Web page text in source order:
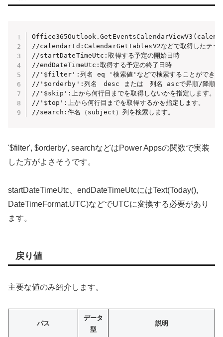
//calendarId:CalendarGetTablesV2などで取得したテー
//startDateTimeUtc:取得する予定の開始日時
//endDateTimeUtc:取得する予定の終了日時
//'$filter':列名 eq '検索値'などで検索することができます
//'$orderby':列名　desc または　列名 ascで昇順/降順を指
//'$skip':上から何行目までを取得しないかを指定します。
//'$top':上から何行目までを取得するかを指定します。
//search:件名（subject）列を検索します。
'$filter', $orderby', searchなどはPower Appsの関数で実装
した方がよさそうです。
startDateTimeUtc、endDateTimeUtcにはText(Today(),
DateTimeFormat.UTC)などでUTCに変換する必要があり
ます。
戻り値
主要な値のみ紹介します。
パス
データ
型
説明